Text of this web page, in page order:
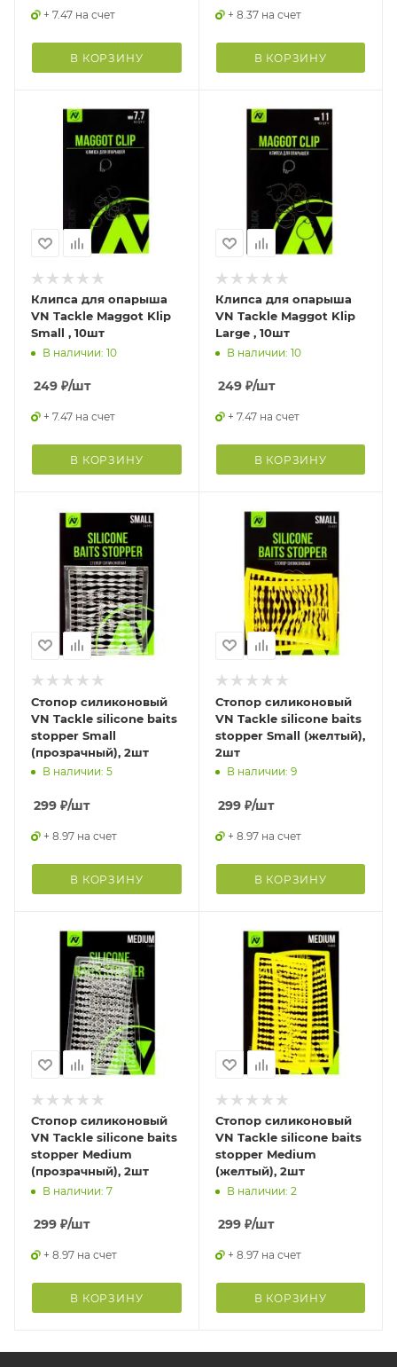
+ 7.47 на счет
В КОРЗИНУ
+ 8.37 на счет
В КОРЗИНУ
Клипса для опарыша
VN Tackle Maggot Klip
Small , 10шт
В наличии: 10
249 ₽/шт
+ 7.47 на счет
В КОРЗИНУ
Клипса для опарыша
VN Tackle Maggot Klip
Large , 10шт
В наличии: 10
249₽/шт
+ 7.47 на счет
В КОРЗИНУ
Стопор силиконовый
VN Tackle silicone baits
stopper Small
(прозрачный), 2шт
В наличии: 5
299 ₽/шт
+ 8.97 на счет
В КОРЗИНУ
Стопор силиконовый
VN Tackle silicone baits
stopper Small (желтый),
2шт
В наличии: 9
299₽/шт
+ 8.97 на счет
В КОРЗИНУ
Стопор силиконовый
VN Tackle silicone baits
stopper Medium
(прозрачный), 2шт
В наличии: 7
299 ₽/шт
+ 8.97 на счет
В КОРЗИНУ
Стопор силиконовый
VN Tackle silicone baits
stopper Medium
(желтый), 2шт
В наличии: 2
299₽/шт
+ 8.97 на счет
В КОРЗИНУ